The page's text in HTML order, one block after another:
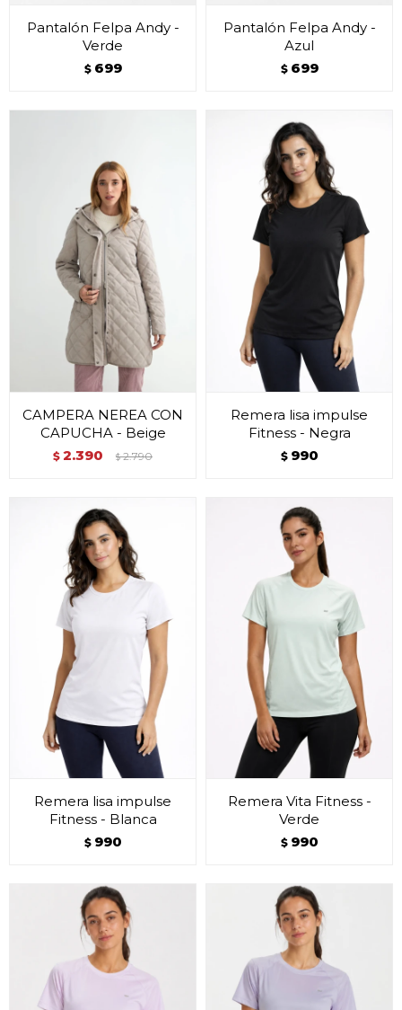
Pantalón Felpa Andy -
Verde
$ 699
Pantalón Felpa Andy -
Azul
$ 699
CAMPERA NEREA CON
CAPUCHA - Beige
$ 2.390 $ 2.790
Remera lisa impulse
Fitness - Negra
$ 990
Remera lisa impulse
Fitness - Blanca
$ 990
Remera Vita Fitness -
Verde
$ 990